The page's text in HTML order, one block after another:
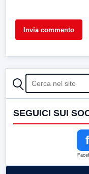
CERCA
SEGUICI SUI
f